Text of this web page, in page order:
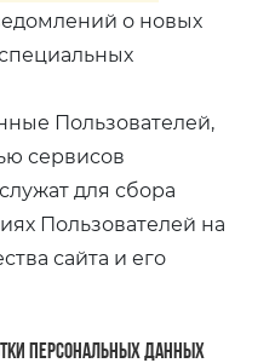
о новых
Пользователей,
сервисов
для сбора
Пользователей на
сайта и его
персональных данных